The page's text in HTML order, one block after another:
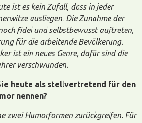
ist es kein Zufall, dass in jeder
ausliegen. Die Zunahme der
fidel und selbstbewusst auftreten,
für die arbeitende Bevölkerung.
ist ein neues Genre, dafür sind die
verschwunden.
heute als stellvertretend für den
nennen?
zwei Humorformen zurückgreifen. Für